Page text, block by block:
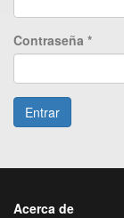
Contraseña *
Entrar
Acerca de